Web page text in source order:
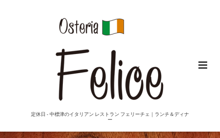
定休日 - 中標津のイタリアン レストラン フェリーチェ｜ランチ＆ディナ
ー